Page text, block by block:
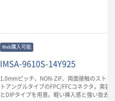
Web購入可能
IMSA-9610S-14Y925
1.0mmピッチ、NON-ZIF、両面接触のストレ
トアングルタイプのFPC/FFCコネクタ。実装
とDIPタイプを用意。軽い挿入感と強い抜去